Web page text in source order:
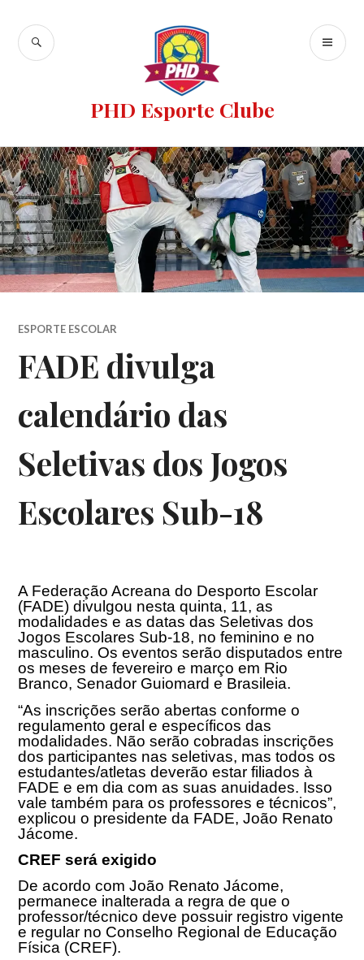
PHD Esporte Clube
ESPORTE ESCOLAR
FADE divulga
calendário das
Seletivas dos Jogos
Escolares Sub-18
A Federação Acreana do Desporto Escolar
(FADE) divulgou nesta quinta, 11, as
modalidades e as datas das Seletivas dos
Jogos Escolares Sub-18, no feminino e no
masculino. Os eventos serão disputados entre
os meses de fevereiro e março em Rio
Branco, Senador Guiomard e Brasileia.
“As inscrições serão abertas conforme o
regulamento geral e específicos das
modalidades. Não serão cobradas inscrições
dos participantes nas seletivas, mas todos os
estudantes/atletas deverão estar filiados à
FADE e em dia com as suas anuidades. Isso
vale também para os professores e técnicos”,
explicou o presidente da FADE, João Renato
Jácome.
CREF será exigido
De acordo com João Renato Jácome,
permanece inalterada a regra de que o
professor/técnico deve possuir registro vigente
e regular no Conselho Regional de Educação
Física (CREF).